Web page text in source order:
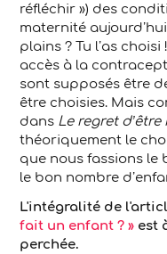
réfléchir ») des
maternité
plains ? Tu l’as
accès à la
sont supposés être
être choisies. Mais
dans Le regret d’être
théoriquement le
que nous fassions le
le bon nombre
L'intégralité de
fait un enfant ? » est
perchée.